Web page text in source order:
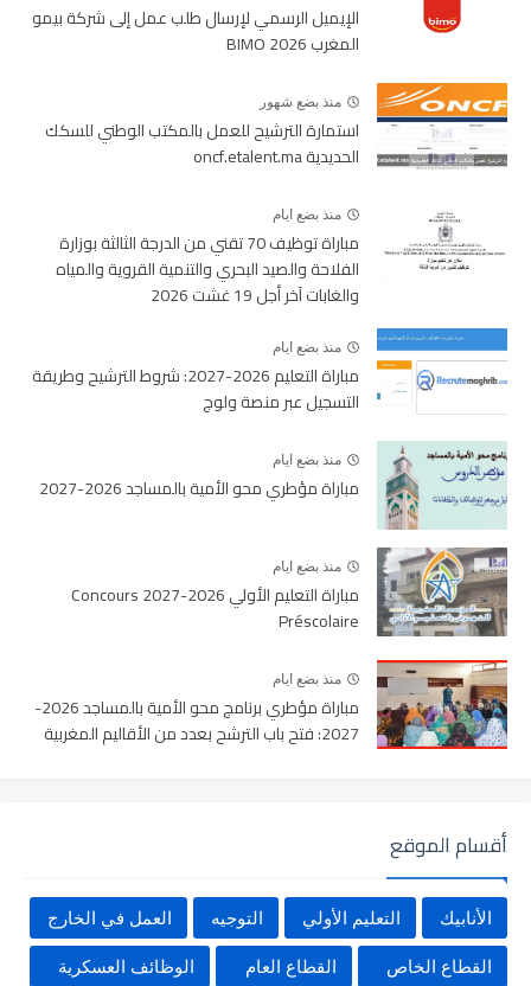
الإيميل الرسمي لإرسال طلب عمل إلى شركة بيمو
المغرب BIMO 2026
منذ بضع شهور
استمارة الترشيح للعمل بالمكتب الوطني للسكك
الحديدية oncf.etalent.ma
منذ بضع ايام
مباراة توظيف 70 تقني من الدرجة الثالثة بوزارة
الفلاحة والصيد البحري والتنمية القروية والمياه
والغابات آخر أجل 19 غشت 2026
منذ بضع ايام
مباراة التعليم 2026-2027: شروط الترشيح وطريقة
التسجيل عبر منصة ولوج
منذ بضع ايام
مباراة مؤطري محو الأمية بالمساجد 2026-2027
منذ بضع ايام
مباراة التعليم الأولي 2026-2027 Concours
Préscolaire
منذ بضع ايام
مباراة مؤطري برنامج محو الأمية بالمساجد 2026-
2027: فتح باب الترشح بعدد من الأقاليم المغربية
أقسام الموقع
الأنابيك التعليم الأولي التوجيه العمل في الخارج
القطاع الخاص القطاع العام الوظائف العسكرية